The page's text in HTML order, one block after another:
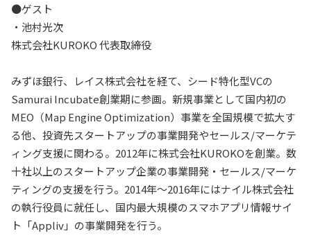
●ゲスト
・池村光次
株式会社KUROKO 代表取締役
みずほ銀行、レイス株式会社を経て、シード特化型VCの
Samurai Incubate創業期に参画。新規事業として国内初の
MEO（Map Engine Optimization）事業を全国規模で拡大す
る他、投資先スタートアップの事業開発やセールス/マーケテ
ィング支援に関わる。2012年に株式会社KUROKOを創業。数
十社以上のスタートアップ企業の事業開発・セールス/マーケ
ティングの支援を行う。2014年～2016年にはナイル株式会社
の執行役員に就任し、国内最大規模のスマホアプリ情報サイ
ト「Appliv」の事業開発を行う。